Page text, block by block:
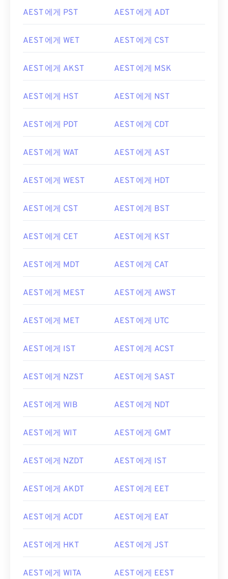
AEST 에게 PST AEST 에게 ADT
AEST 에게 WET AEST 에게 CST
AEST 에게 AKST AEST 에게 MSK
AEST 에게 HST AEST 에게 NST
AEST 에게 PDT AEST 에게 CDT
AEST 에게 WAT AEST 에게 AST
AEST 에게 WEST AEST 에게 HDT
AEST 에게 CST AEST 에게 BST
AEST 에게 CET AEST 에게 KST
AEST 에게 MDT AEST 에게 CAT
AEST 에게 MEST AEST 에게 AWST
AEST 에게 MET AEST 에게 UTC
AEST 에게 IST AEST 에게 ACST
AEST 에게 NZST AEST 에게 SAST
AEST 에게 WIB AEST 에게 NDT
AEST 에게 WIT AEST 에게 GMT
AEST 에게 NZDT AEST 에게 IST
AEST 에게 AKDT AEST 에게 EET
AEST 에게 ACDT AEST 에게 EAT
AEST 에게 HKT AEST 에게 JST
AEST 에게 WITA AEST 에게 EEST